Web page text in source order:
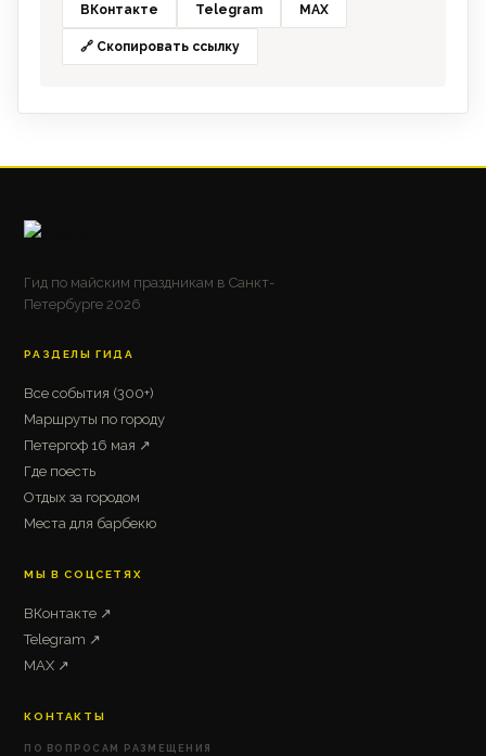
ВКонтакте Telegram MAX
🔗 Скопировать ссылку
Гид по майским праздникам в Санкт-
Петербурге 2026
РАЗДЕЛЫ ГИДА
Все события (300+)
Маршруты по городу
Петергоф 16 мая ↗
Где поесть
Отдых за городом
Места для барбекю
МЫ В СОЦСЕТЯХ
ВКонтакте ↗
Telegram ↗
MAX ↗
КОНТАКТЫ
ПО ВОПРОСАМ РАЗМЕЩЕНИЯ